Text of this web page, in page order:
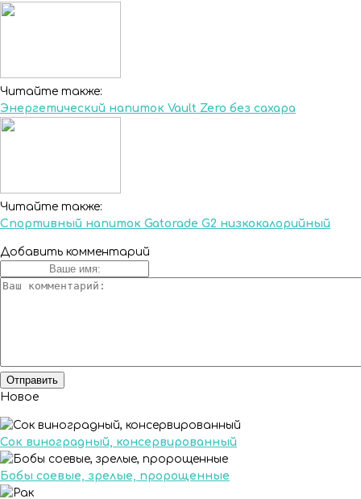
Читайте также:
Энергетический напиток Vault Zero без сахара
Читайте также:
Спортивный напиток Gatorade G2 низкокалорийный
Добавить комментарий
Новое
Сок виноградный, консервированный
Бобы соевые, зрелые, пророщенные